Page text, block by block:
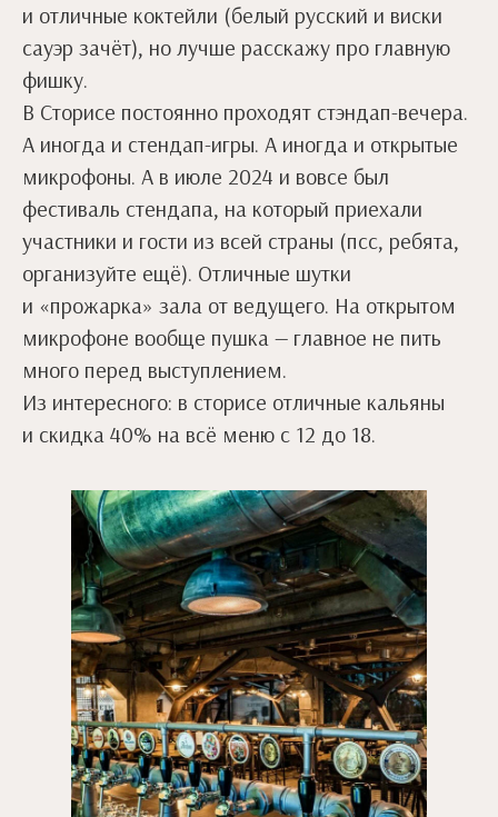
и отличные коктейли (белый русский и виски
сауэр зачёт), но лучше расскажу про главную
фишку.
В Сторисе постоянно проходят стэндап-вечера.
А иногда и стендап-игры. А иногда и открытые
микрофоны. А в июле 2024 и вовсе был
фестиваль стендапа, на который приехали
участники и гости из всей страны (псс, ребята,
организуйте ещё). Отличные шутки
и «прожарка» зала от ведущего. На открытом
микрофоне вообще пушка — главное не пить
много перед выступлением.
Из интересного: в сторисе отличные кальяны
и скидка 40% на всё меню с 12 до 18.